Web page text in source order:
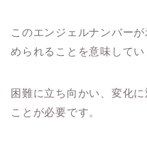
このエンジェルナンバー
められることを意味してい
困難に立ち向かい、変化
ことが必要です。